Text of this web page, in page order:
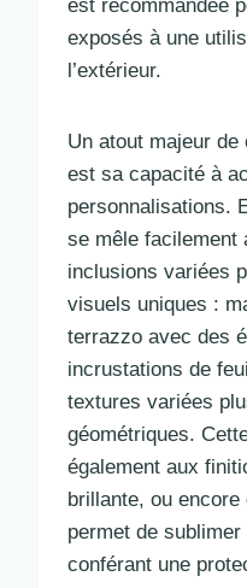
est recommandée
exposés à une
l’extérieur.
Un atout majeur
est sa capacité à
personnalisations.
se mêle facilement
inclusions variées
visuels uniques :
terrazzo avec des
incrustations de
textures variées
géométriques.
également aux
brillante, ou
permet de
conférant une